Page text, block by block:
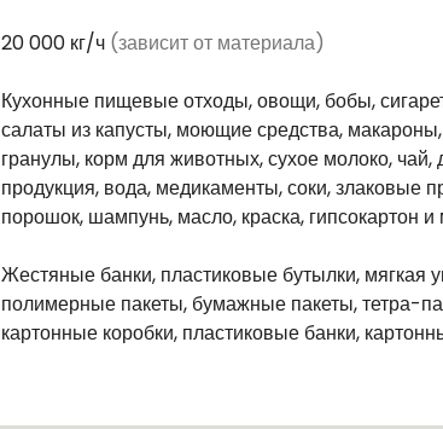
20 000 кг/ч (зависит от материала)
Кухонные пищевые отходы, овощи, бобы,
салаты из капусты, моющие средства,
гранулы, корм для животных, сухое молоко,
продукция, вода, медикаменты, соки, злаковые
порошок, шампунь, масло, краска, гипсокартон и
Жестяные банки, пластиковые бутылки,
полимерные пакеты, бумажные пакеты, тетра-
картонные коробки, пластиковые банки,